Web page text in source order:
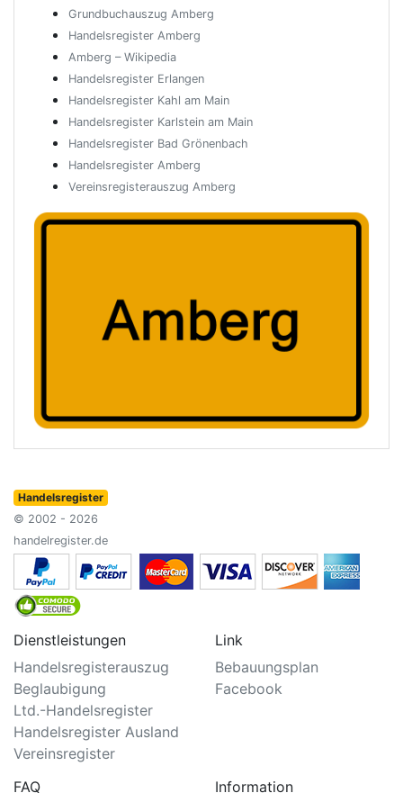
Grundbuchauszug Amberg
Handelsregister Amberg
Amberg – Wikipedia
Handelsregister Erlangen
Handelsregister Kahl am Main
Handelsregister Karlstein am Main
Handelsregister Bad Grönenbach
Handelsregister Amberg
Vereinsregisterauszug Amberg
Handelsregister
© 2002 - 2026
handelregister.de
Dienstleistungen
Handelsregisterauszug
Beglaubigung
Ltd.-Handelsregister
Handelsregister Ausland
Vereinsregister
Link
Bebauungsplan
Facebook
FAQ Information